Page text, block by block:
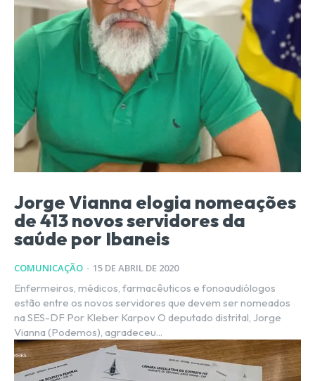
Jorge Vianna elogia nomeações
de 413 novos servidores da
saúde por Ibaneis
COMUNICAÇÃO - 15 DE ABRIL DE 2020
Enfermeiros, médicos, farmacêuticos e fonoaudiólogos
estão entre os novos servidores que devem ser nomeados
na SES-DF Por Kleber Karpov O deputado distrital, Jorge
Vianna (Podemos), agradeceu...